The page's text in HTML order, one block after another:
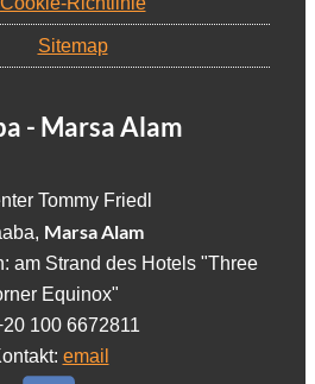
Sitemap
- Marsa Alam
Tommy Friedl
Marsa Alam
am Strand des Hotels "Three
Equinox"
100 6672811
email